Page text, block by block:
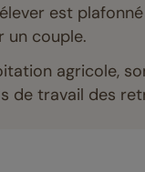
est
un couple.
agricole,
de travail des